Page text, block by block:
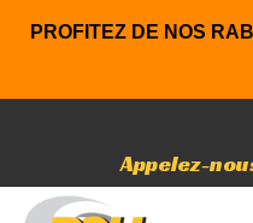
PROFITEZ DE NOS
Appelez-